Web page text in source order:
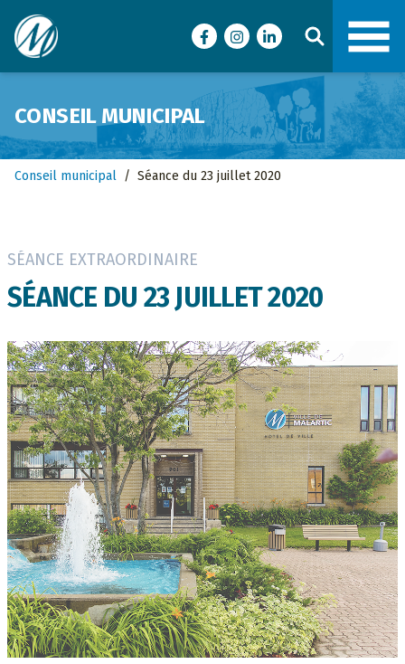
Ville de Malartic
FacebookInstagramLinkedIn
CONSEIL MUNICIPAL
Conseil municipal / Séance du 23 juillet 2020
SÉANCE EXTRAORDINAIRE
SÉANCE DU 23 JUILLET 2020